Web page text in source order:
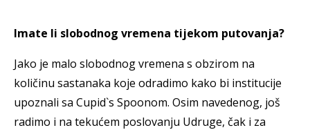
Imate li slobodnog vremena tijekom putovanja?
Jako je malo slobodnog vremena s obzirom na
količinu sastanaka koje odradimo kako bi institucije
upoznali sa Cupid`s Spoonom. Osim navedenog, još
radimo i na tekućem poslovanju Udruge, čak i za